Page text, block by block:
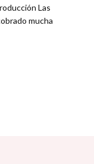
Las
mucha